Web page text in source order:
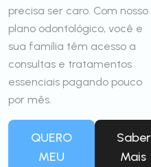
precisa ser caro. Com nosso
plano odontológico, você e
sua família têm acesso a
consultas e tratamentos
essenciais pagando pouco
por mês.
QUERO
MEU
Saber
Mais